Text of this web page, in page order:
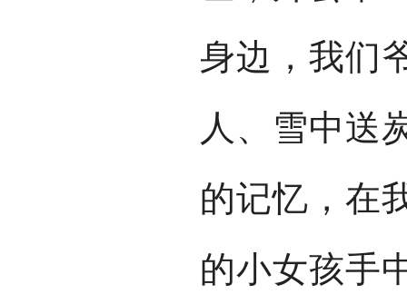
身边，我们
人、雪中送
的记忆，在
的小女孩手